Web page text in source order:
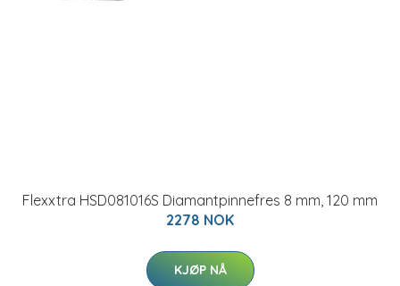
Flexxtra HSD081016S Diamantpinnefres 8 mm, 120 mm
2278 NOK
KJØP NÅ